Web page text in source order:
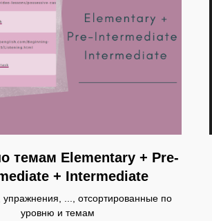
темам Elementary + Pre-
+ Intermediate
упражнения, ..., отсортированные по
уровню и темам